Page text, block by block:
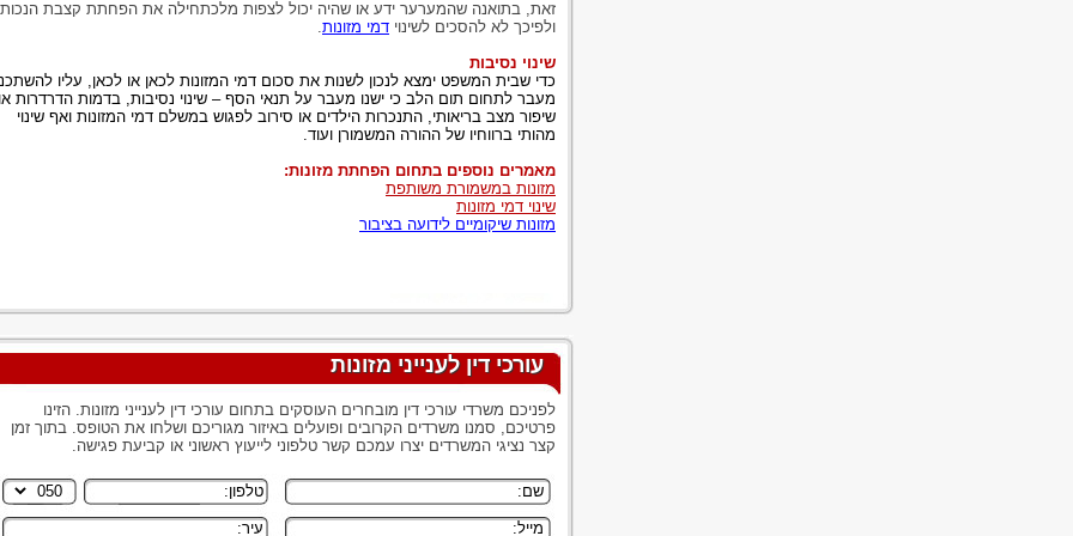
זאת, בתואנה שהמערער ידע או שהיה יכול לצפות מלכתחילה את הפחתת קצבת
ולפיכך לא להסכים לשינוי דמי מזונות
שינוי נסיבות
כדי שבית המשפט ימצא לנכון לשנות את סכום דמי המזונות לכאן או לכאן, עליו
מעבר לתחום תום הלב כי ישנו מעבר על תנאי הסף – שינוי נסיבות, בדמות הדרדרות
שיפור מצב בריאותי, התנכרות הילדים או סירוב לפגוש במשלם דמי המזונות ואף שינוי
מהותי ברווחיו של ההורה המשמורן ועוד.
מאמרים נוספים בתחום הפחתת מזונות:
מזונות במשמורת משותפת
שינוי דמי מזונות
מזונות שיקומיים לידועה בציבור
עורכי דין לענייני מזונות
לפניכם משרדי עורכי דין מובחרים העוסקים בתחום עורכי דין לענייני מזונות. הזינו
פרטיכם, סמנו משרדים הקרובים ופועלים באיזור מגוריכם ושלחו את הטופס. בתוך זמן
קצר נציגי המשרדים יצרו עמכם קשר טלפוני לייעוץ ראשוני או קביעת פגישה.